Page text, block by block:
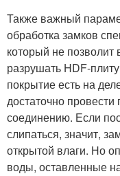
Также важный
обработка замков
который не позволит
разрушать HDF-
покрытие есть на
достаточно
соединению. Если
слипаться, значит,
открытой влаги. Но
воды, оставленные